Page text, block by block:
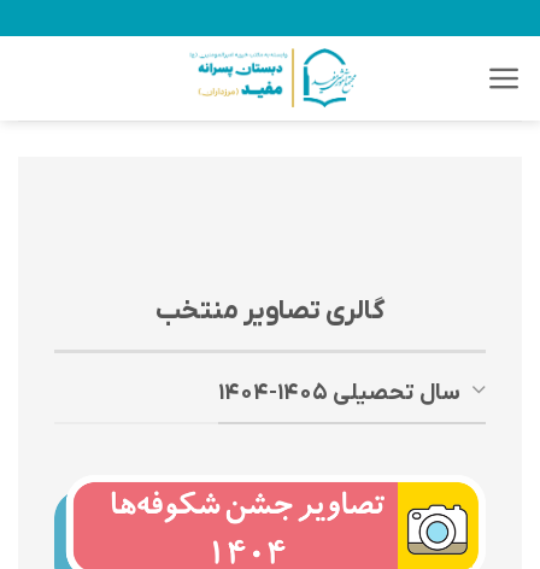
content
گالری تصاویر منتخب
سال تحصیلی ۱۴۰۵-۱۴۰۴